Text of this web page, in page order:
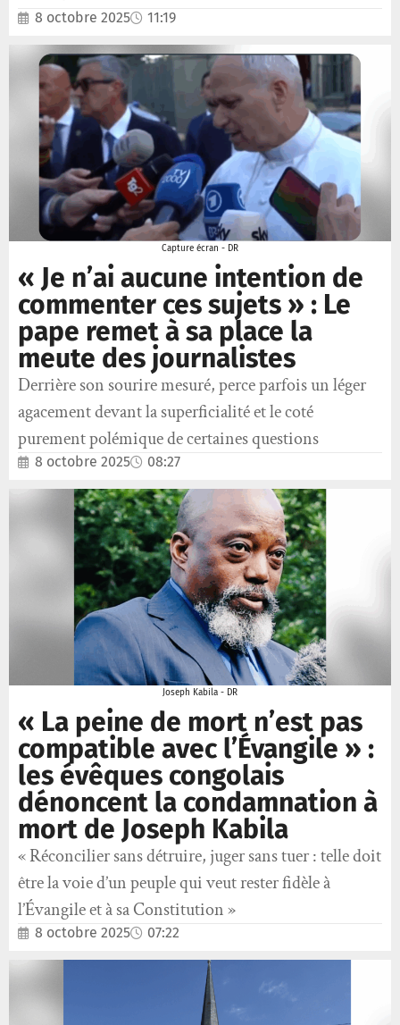
8 octobre 2025 11:19
Capture écran - DR
« Je n’ai aucune intention de
commenter ces sujets » : Le
pape remet à sa place la
meute des journalistes
Derrière son sourire mesuré, perce parfois un léger
agacement devant la superficialité et le coté
purement polémique de certaines questions
8 octobre 2025 08:27
Joseph Kabila - DR
« La peine de mort n’est pas
compatible avec l’Évangile » :
les évêques congolais
dénoncent la condamnation à
mort de Joseph Kabila
« Réconcilier sans détruire, juger sans tuer : telle doit
être la voie d’un peuple qui veut rester fidèle à
l’Évangile et à sa Constitution »
8 octobre 2025 07:22